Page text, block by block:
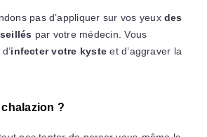
pas d’appliquer sur vos yeux des
par votre médecin. Vous
infecter votre kyste et d’aggraver la
?